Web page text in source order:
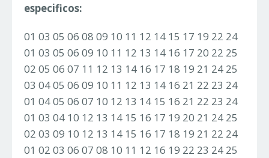
especificos:
01 03 05 06 08 09 10 11 12 14 15 17 19 22 24
01 03 05 06 09 10 11 12 13 14 16 17 20 22 25
02 05 06 07 11 12 13 14 16 17 18 19 21 24 25
03 04 05 06 09 10 11 12 13 14 16 21 22 23 24
01 04 05 06 07 10 12 13 14 15 16 21 22 23 24
01 03 04 10 12 13 14 15 16 17 19 20 21 24 25
02 03 09 10 12 13 14 15 16 17 18 19 21 22 24
01 02 03 06 07 08 10 11 12 16 19 22 23 24 25